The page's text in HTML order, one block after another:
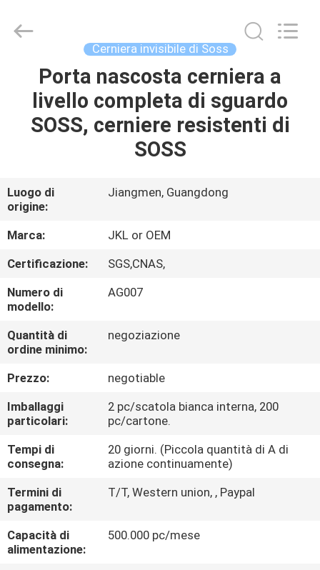
CASA
PRODOTTI
NOI
GIRO
DELLA
FABBRICA
CONTROLLO
DI
QUALITÀ
CONTATTICI
NOTIZIE
CASI
Co.,Ltd.
Cerniera invisibile di Soss
Porta nascosta cerniera a
livello completa di sguardo
SOSS, cerniere resistenti di
SOSS
Luogo di
origine:
Jiangmen, Guangdong
Marca:
JKL or OEM
Certificazione:
SGS,CNAS,
Numero di
modello:
AG007
Quantità di
ordine minimo:
negoziazione
Prezzo:
negotiable
Imballaggi
particolari:
2 pc/scatola bianca interna, 200
pc/cartone.
Tempi di
consegna:
20 giorni. (Piccola quantità di A di
azione continuamente)
Termini di
pagamento:
T/T, Western union, , Paypal
Capacità di
alimentazione:
500.000 pc/mese